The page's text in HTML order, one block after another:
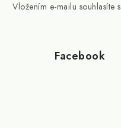
Vložením e-mailu souhlasíte s
Facebook